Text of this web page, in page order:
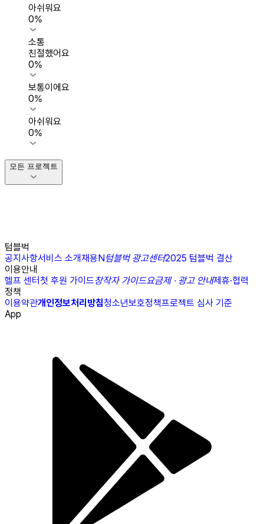
아쉬워요
0%
소통
친절했어요
0%
보통이에요
0%
아쉬워요
0%
모든 프로젝트
텀블벅
공지사항서비스 소개채용N텀블벅 광고센터2025 텀블벅 결산
이용안내
헬프 센터첫 후원 가이드창작자 가이드요금제 · 광고 안내제휴·협력
정책
이용약관개인정보처리방침청소년보호정책프로젝트 심사 기준
App